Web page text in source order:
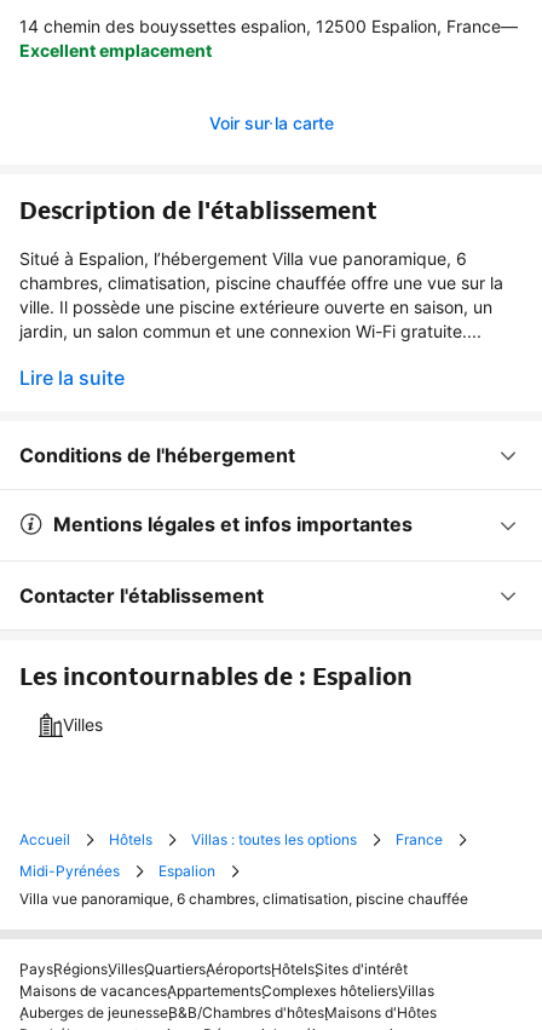
14 chemin des bouyssettes espalion, 12500 Espalion, France—
Excellent emplacement
Voir sur la carte
Description de l'établissement
Situé à Espalion, l’hébergement Villa vue panoramique, 6
chambres, climatisation, piscine chauffée offre une vue sur la
ville. Il possède une piscine extérieure ouverte en saison, un
jardin, un salon commun et une connexion Wi-Fi gratuite....
Lire la suite
Conditions de l'hébergement
Mentions légales et infos importantes
Contacter l'établissement
Les incontournables de : Espalion
Villes
Accueil Hôtels Villas : toutes les options
France
Midi-Pyrénées
Espalion
Villa vue panoramique, 6 chambres, climatisation, piscine chauffée
PaysRégionsVillesQuartiersAéroportsHôtelsSites d'intérêt
Maisons de vacancesAppartementsComplexes hôteliersVillas
Auberges de jeunesseB&B/Chambres d'hôtesMaisons d'Hôtes